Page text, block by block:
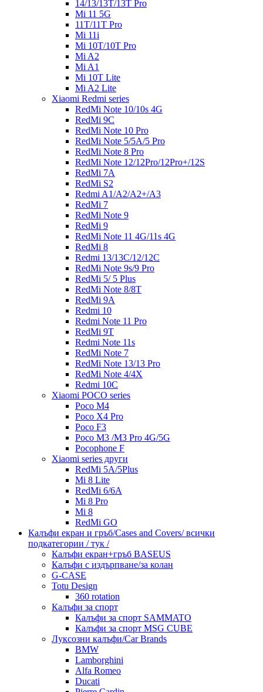
14/13/13T/13T Pro
Mi 11 5G
11T/11T Pro
Mi 11i
Mi 10T/10T Pro
Mi A2
Mi A1
Mi 10T Lite
Mi A2 Lite
Xiaomi Redmi series
RedMi Note 10/10s 4G
RedMi 9C
RedMi Note 10 Pro
RedMi Note 5/5A/5 Pro
RedMi Note 8 Pro
RedMi Note 12/12Pro/12Pro+/12S
RedMi 7A
RedMi S2
Redmi A1/A2/A2+/A3
RedMi 7
RedMi Note 9
RedMi 9
RedMi Note 11 4G/11s 4G
RedMi 8
Redmi 13/13C/12/12C
RedMi Note 9s/9 Pro
RedMi 5/ 5 Plus
RedMi Note 8/8T
RedMi 9A
Redmi 10
Redmi Note 11 Pro
RedMi 9T
Redmi Note 11s
RedMi Note 7
RedMi Note 13/13 Pro
RedMi Note 4/4X
Redmi 10C
Xiaomi POCO series
Poco M4
Poco X4 Pro
Poco F3
Poco M3 /M3 Pro 4G/5G
Pocophone F
Xiaomi series други
RedMi 5A/5Plus
Mi 8 Lite
RedMi 6/6A
Mi 8 Pro
Mi 8
RedMi GO
Калъфи екран и гръб/Cases and Covers/ всички
подкатегории / тук /
Калъфи екран+гръб BASEUS
Калъфи с издърпване/за колан
G-CASE
Totu Design
360 rotation
Калъфи за спорт
Калъфи за спорт SAMMATO
Калъфи за спорт MSG CUBE
Луксозни калъфи/Car Brands
BMW
Lamborghini
Alfa Romeo
Ducati